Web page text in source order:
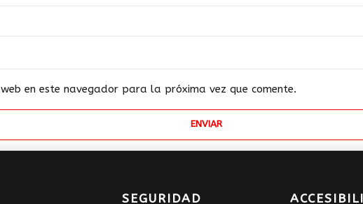
en este navegador para la próxima vez que comente.
SEGURIDAD